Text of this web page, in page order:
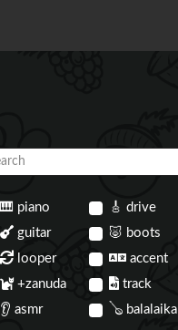
🎹 piano
guitar
looper
+zanuda
👂 asmr
🎸 drive
🐷 boots
accent
track
🪕 balalaika